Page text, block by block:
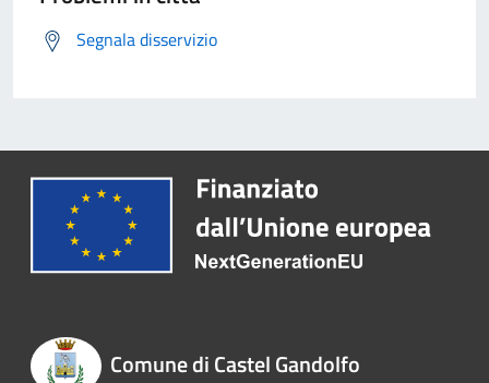
Segnala disservizio
Comune di Castel Gandolfo